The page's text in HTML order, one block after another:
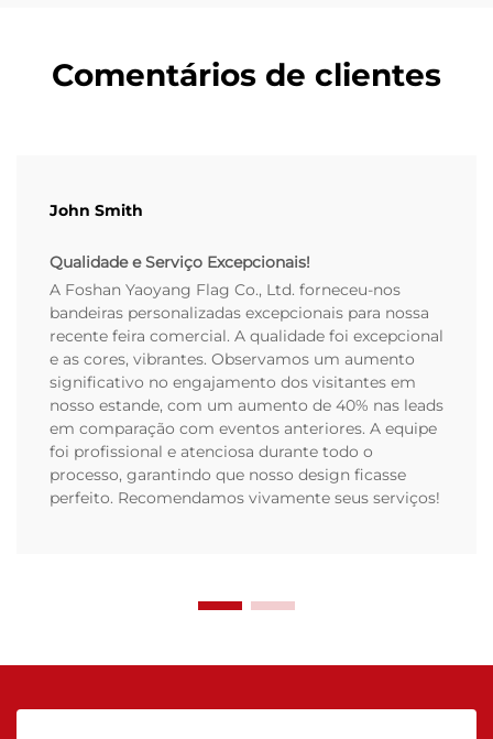
Comentários de clientes
John Smith
Qualidade e Serviço Excepcionais!
A Foshan Yaoyang Flag Co., Ltd. forneceu-nos
bandeiras personalizadas excepcionais para nossa
recente feira comercial. A qualidade foi excepcional
e as cores, vibrantes. Observamos um aumento
significativo no engajamento dos visitantes em
nosso estande, com um aumento de 40% nas leads
em comparação com eventos anteriores. A equipe
foi profissional e atenciosa durante todo o
processo, garantindo que nosso design ficasse
perfeito. Recomendamos vivamente seus serviços!